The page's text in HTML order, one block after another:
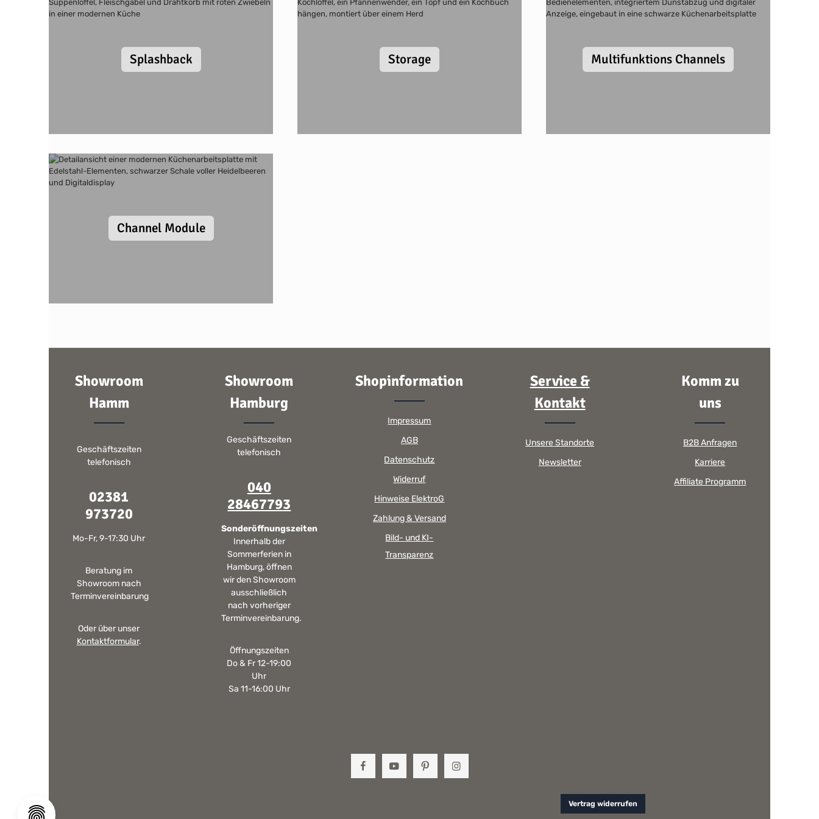
Splashback Storage Multifunktions Channels
Channel Module
Showroom
Hamm
Geschäftszeiten
telefonisch
02381
973720
Mo-Fr, 9-17:30 Uhr
Beratung im
Showroom nach
Terminvereinbarung
Oder über unser
Kontaktformular.
Showroom
Hamburg
Geschäftszeiten
telefonisch
040
28467793
Sonderöffnungszeiten
Innerhalb der
Sommerferien in
Hamburg, öffnen
wir den Showroom
ausschließlich
nach vorheriger
Terminvereinbarung.
Öffnungszeiten
Do & Fr 12-19:00
Uhr
Sa 11-16:00 Uhr
Shopinformation
Impressum
AGB
Datenschutz
Widerruf
Hinweise ElektroG
Zahlung & Versand
Bild- und KI-
Transparenz
Service &
Kontakt
Unsere Standorte
Newsletter
Komm zu
uns
B2B Anfragen
Karriere
Affiliate Programm
Vertrag widerrufen